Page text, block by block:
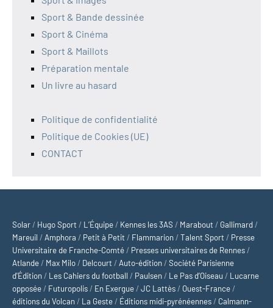
Sport & Bande dessinée
Sport & Cinéma
Sport & Maillots
Préparation mentale
Un livre au hasard
Politique de confidentialité
Politique de Cookies (UE)
CONTACT
Solar / Hugo Sport / L’Équipe / Kennes les 3AS / Marabout / Gallimard /
Mareuil / Amphora / Petit à Petit / Flammarion /Talent Sport / Presse
Universitaire de Franche-Comté / Presses universitaires de Rennes /
Atlande / Max Milo / Delcourt / Auto-édition /Société Parisienne
d'Édition / Les Cahiers du football / Paulsen / Le Pas d’Oiseau / Lucarne
opposée / Futuropolis / En Exergue /JC Lattès / Ouest-France /
éditions du Volcan / La Geste / Éditions midi-pyrénéennes / Calmann-